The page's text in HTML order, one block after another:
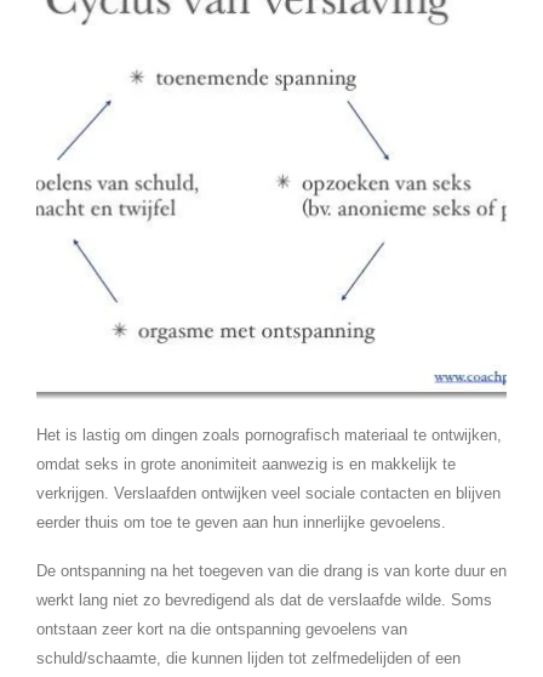
Het is lastig om dingen zoals pornografisch materiaal te ontwijken,
omdat seks in grote anonimiteit aanwezig is en makkelijk te
verkrijgen. Verslaafden ontwijken veel sociale contacten en blijven
eerder thuis om toe te geven aan hun innerlijke gevoelens.
De ontspanning na het toegeven van die drang is van korte duur en
werkt lang niet zo bevredigend als dat de verslaafde wilde. Soms
ontstaan zeer kort na die ontspanning gevoelens van
schuld/schaamte, die kunnen lijden tot zelfmedelijden of een